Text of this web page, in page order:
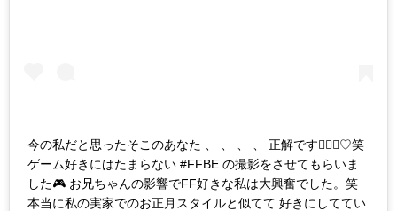
今の私だと思ったそこのあなた 、 、 、 、 正解です🤦🏻‍♀️♡笑
ゲーム好きにはたまらない #FFBE の撮影をさせてもらいま
した🎮 お兄ちゃんの影響でFF好きな私は大興奮でした。笑
本当に私の実家でのお正月スタイルと似てて 好きにしててい